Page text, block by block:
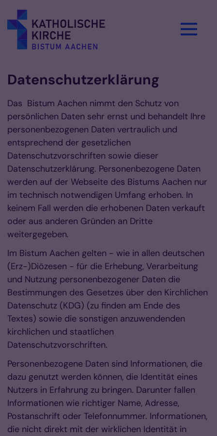
Datenschutzerklärung
Das Bistum Aachen nimmt den Schutz von
persönlichen Daten sehr ernst und behandelt Ihre
personenbezogenen Daten vertraulich und
entsprechend der gesetzlichen
Datenschutzvorschriften sowie dieser
Datenschutzerklärung. Personenbezogene Daten
werden auf der Webseite des Bistums Aachen nur
im technisch notwendigen Umfang erhoben. In
keinem Fall werden die erhobenen Daten verkauft
oder aus anderen Gründen an Dritte
weitergegeben.
Im Bistum Aachen gelten - wie in allen deutschen
(Erz-)Diözesen - für die Erhebung, Verarbeitung
und Nutzung personenbezogener Daten die
Bestimmungen des Gesetzes über den Kirchlichen
Datenschutz (KDG) (zu finden am Ende des
Textes) sowie die sonstigen anzuwendenden
kirchlichen und staatlichen
Datenschutzvorschriften.
Personenbezogene Daten sind Informationen, die
dazu genutzt werden können, die Identität eines
Nutzers in Erfahrung zu bringen. Darunter fallen
Informationen wie richtiger Name, Adresse,
Postanschrift oder Telefonnummer. Informationen,
die nicht direkt mit der wirklichen Identität in